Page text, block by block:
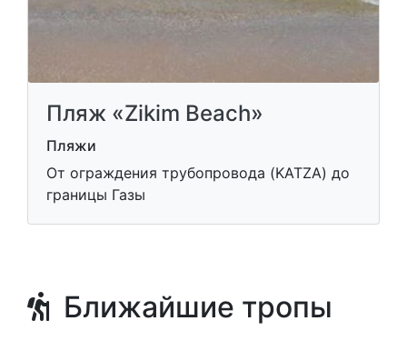
Пляж «Zikim Beach»
Пляжи
От ограждения трубопровода (KATZA) до
границы Газы
Ближайшие тропы